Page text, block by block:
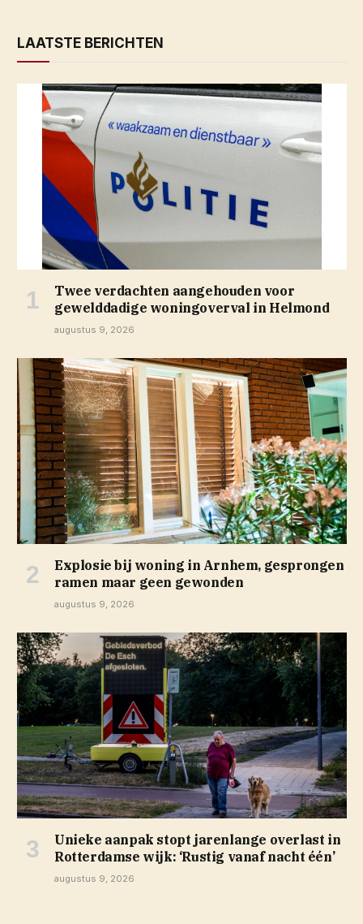
LAATSTE BERICHTEN
Twee verdachten aangehouden voor
gewelddadige woningoverval in Helmond
augustus 9, 2026
Explosie bij woning in Arnhem, gesprongen
ramen maar geen gewonden
augustus 9, 2026
Unieke aanpak stopt jarenlange overlast in
Rotterdamse wijk: ‘Rustig vanaf nacht één’
augustus 9, 2026